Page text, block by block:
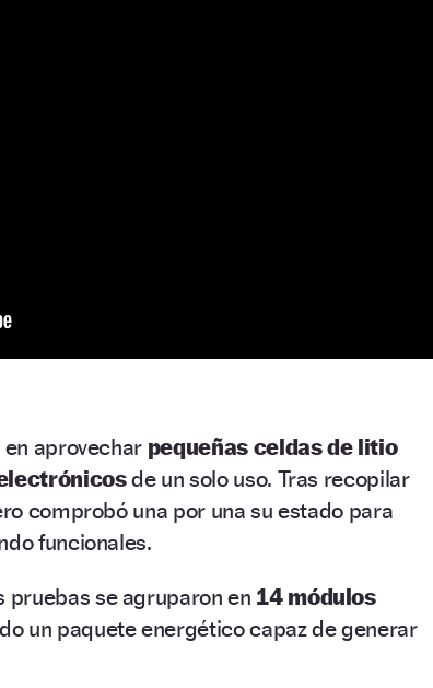
aprovechar pequeñas celdas de litio
de un solo uso. Tras recopilar
comprobó una por una su estado para
funcionales.
pruebas se agruparon en 14 módulos
un paquete energético capaz de generar